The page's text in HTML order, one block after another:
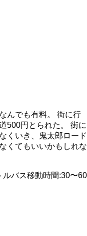
んでも有料。 街に行
500円とられた。 街に
くいき、鬼太郎ロード
くてもいいかもしれな
ルバス移動時間:30〜60